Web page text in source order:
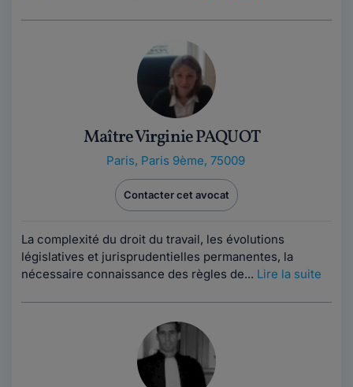
Maître Virginie PAQUOT
Paris, Paris 9ème, 75009
Contacter cet avocat
La complexité du droit du travail, les évolutions
législatives et jurisprudentielles permanentes, la
nécessaire connaissance des règles de... Lire la suite